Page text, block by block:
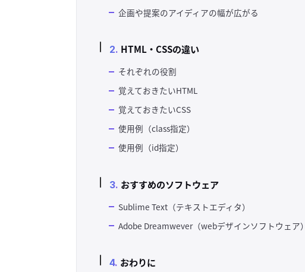
企画や提案のアイディアの幅が広がる
HTML・CSSの違い
それぞれの役割
覚えておきたいHTML
覚えておきたいCSS
使用例（class指定）
使用例（id指定）
おすすめのソフトウェア
Sublime Text（テキストエディタ）
Adobe Dreamwever（webデザインソフトウェア）
おわりに